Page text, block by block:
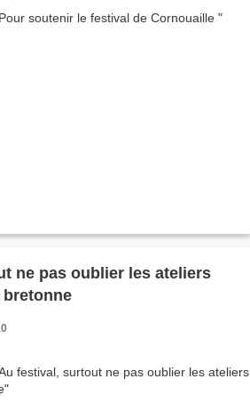
ne pas oublier les ateliers